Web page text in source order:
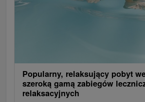
Popularny, relaksujący pobyt
szeroką gamą zabiegów
relaksacyjnych